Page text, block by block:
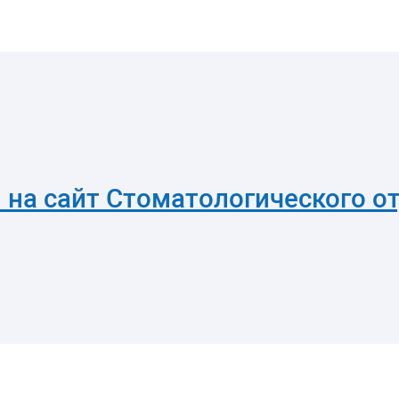
сайт Стоматологического